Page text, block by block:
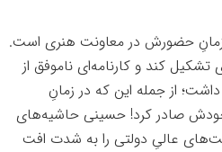
زمانِ حضورش در معاونت هنری است.
کند و کارنامه‌ای ناموفق از
از جمله این که در زمانِ
صادر کرد! حسینی حاشیه‌های
عالیِ‌ دولتی را به شدت افت